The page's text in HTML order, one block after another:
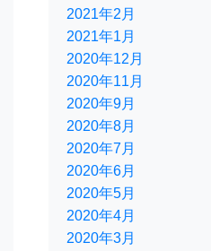
2021年2月
2021年1月
2020年12月
2020年11月
2020年9月
2020年8月
2020年7月
2020年6月
2020年5月
2020年4月
2020年3月